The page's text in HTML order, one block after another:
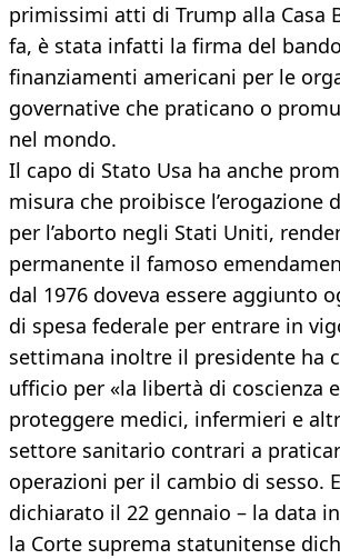
primissimi atti di Trump alla Casa
fa, è stata infatti la firma del
finanziamenti americani per le
governative che praticano o
nel mondo.
Il capo di Stato Usa ha anche
misura che proibisce l’erogazione
per l’aborto negli Stati Uniti,
permanente il famoso
dal 1976 doveva essere aggiunto
di spesa federale per entrare in
settimana inoltre il presidente ha
ufficio per «la libertà di coscienza
proteggere medici, infermieri e
settore sanitario contrari a
operazioni per il cambio di sesso.
dichiarato il 22 gennaio – la data
la Corte suprema statunitense